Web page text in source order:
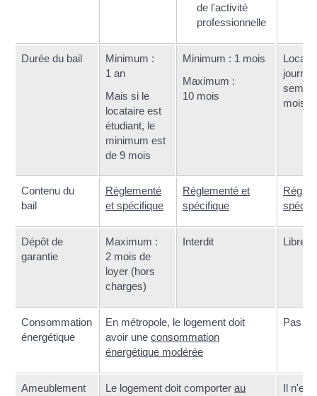
de l'activité
professionnelle
Durée du bail
Minimum :
1 an
Mais si le
locataire est
étudiant, le
minimum est
de 9 mois
Minimum : 1 mois
Maximum :
10 mois
mois
Contenu du
bail
Réglementé
et spécifique
Réglementé et
spécifique
Dépôt de
garantie
Maximum :
2 mois de
loyer (hors
charges)
Interdit Libre
Consommation
énergétique
En métropole, le logement doit
avoir une consommation
énergétique modérée
Pas
Ameublement Le logement doit comporter au
Il